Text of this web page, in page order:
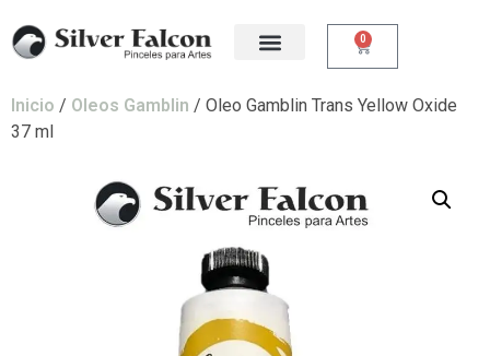
0
Inicio / Oleos Gamblin / Oleo Gamblin Trans Yellow Oxide
37 ml